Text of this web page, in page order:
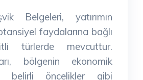
Belgeleri, yatırımın
faydalarına bağlı
türlerde mevcuttur.
bölgenin ekonomik
belirli öncelikler gibi